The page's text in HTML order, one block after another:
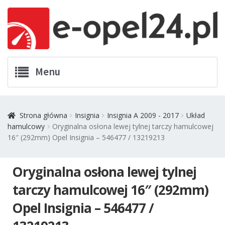
nawigacji
treści
Menu
Zamówienia
Koszyk
Promocje
Strona główna Insignia Insignia A 2009 - 2017
Układ
hamulcowy
Oryginalna osłona lewej tylnej tarczy hamulcowej
16″ (292mm) Opel Insignia – 546477 / 13219213
Oryginalna osłona lewej tylnej
tarczy hamulcowej 16″ (292mm)
Opel Insignia – 546477 /